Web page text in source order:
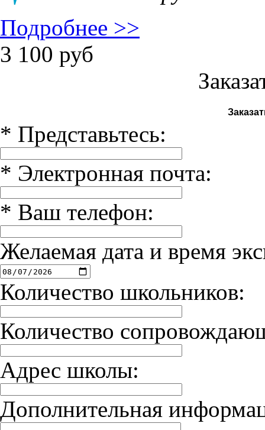
Подробнее >>
3 100 руб
* Представьтесь:
* Электронная почта:
* Ваш телефон:
Желаемая дата и время
Количество школьников:
Количество
Адрес школы:
Дополнительная